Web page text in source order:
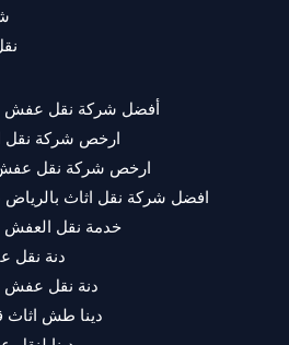
أفضل شركة نقل عفش في
ارخص شركة نقل اثاث
ارخص شركة نقل عفش في
افضل شركة نقل اثاث بالرياض عمالة
خدمة نقل العفش داخل
دنة نقل عفش
دنة نقل عفش داخل
دينا طش اثاث قديم